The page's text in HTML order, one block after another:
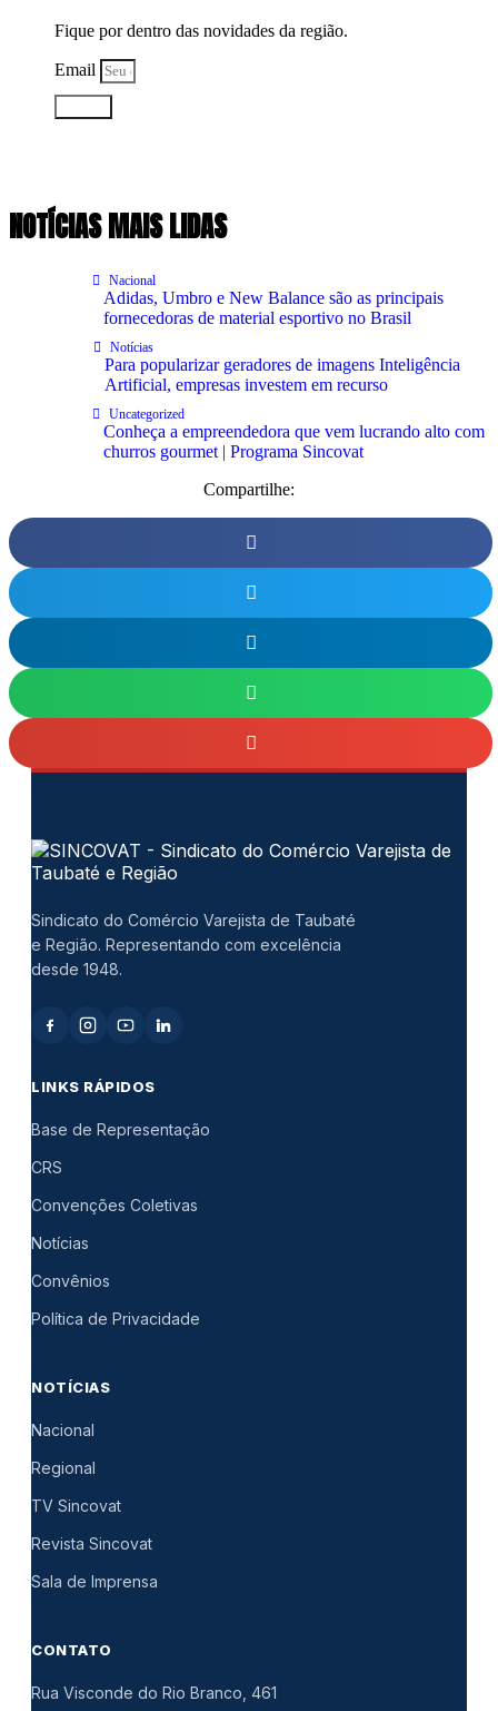
Fique por dentro das novidades da região.
Email
NOTÍCIAS MAIS LIDAS
Nacional
Adidas, Umbro e New Balance são as principais
fornecedoras de material esportivo no Brasil
Notícias
Para popularizar geradores de imagens Inteligência
Artificial, empresas investem em recurso
Uncategorized
Conheça a empreendedora que vem lucrando alto com
churros gourmet | Programa Sincovat
Compartilhe:
Sindicato do Comércio Varejista de Taubaté
e Região. Representando com excelência
desde 1948.
LINKS RÁPIDOS
Base de Representação
CRS
Convenções Coletivas
Notícias
Convênios
Política de Privacidade
NOTÍCIAS
Nacional
Regional
TV Sincovat
Revista Sincovat
Sala de Imprensa
CONTATO
Rua Visconde do Rio Branco, 461